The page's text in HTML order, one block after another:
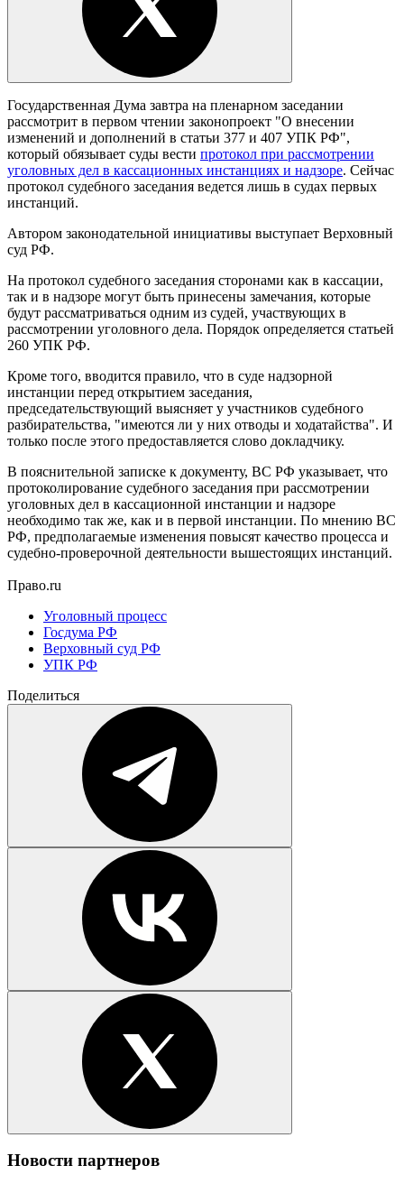
Государственная Дума завтра на пленарном заседании
рассмотрит в первом чтении законопроект "О внесении
изменений и дополнений в статьи 377 и 407 УПК РФ",
который обязывает суды вести протокол при рассмотрении
уголовных дел в кассационных инстанциях и надзоре. Сейчас
протокол судебного заседания ведется лишь в судах первых
инстанций.
Автором законодательной инициативы выступает Верховный
суд РФ.
На протокол судебного заседания сторонами как в кассации,
так и в надзоре могут быть принесены замечания, которые
будут рассматриваться одним из судей, участвующих в
рассмотрении уголовного дела. Порядок определяется статьей
260 УПК РФ.
Кроме того, вводится правило, что в суде надзорной
инстанции перед открытием заседания,
председательствующий выясняет у участников судебного
разбирательства, "имеются ли у них отводы и ходатайства". И
только после этого предоставляется слово докладчику.
В пояснительной записке к документу, ВС РФ указывает, что
протоколирование судебного заседания при рассмотрении
уголовных дел в кассационной инстанции и надзоре
необходимо так же, как и в первой инстанции. По мнению ВС
РФ, предполагаемые изменения повысят качество процесса и
судебно-проверочной деятельности вышестоящих инстанций.
Право.ru
Уголовный процесс
Госдума РФ
Верховный суд РФ
УПК РФ
Поделиться
Новости партнеров